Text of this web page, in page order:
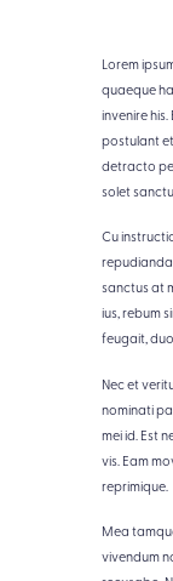
Lorem
quaeque
invenire
postulant
detracto
solet
Cu
sanctus at
ius, rebum
feugait,
Nec et
nominati
mei id. Est
vis. Eam
reprimique.
Mea
vivendum